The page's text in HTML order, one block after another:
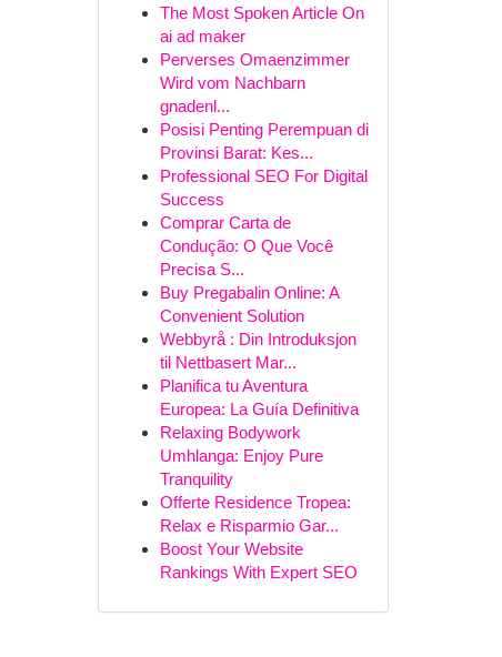
The Most Spoken Article On
ai ad maker
Perverses Omaenzimmer
Wird vom Nachbarn
gnadenl...
Posisi Penting Perempuan di
Provinsi Barat: Kes...
Professional SEO For Digital
Success
Comprar Carta de
Condução: O Que Você
Precisa S...
Buy Pregabalin Online: A
Convenient Solution
Webbyrå : Din Introduksjon
til Nettbasert Mar...
Planifica tu Aventura
Europea: La Guía Definitiva
Relaxing Bodywork
Umhlanga: Enjoy Pure
Tranquility
Offerte Residence Tropea:
Relax e Risparmio Gar...
Boost Your Website
Rankings With Expert SEO